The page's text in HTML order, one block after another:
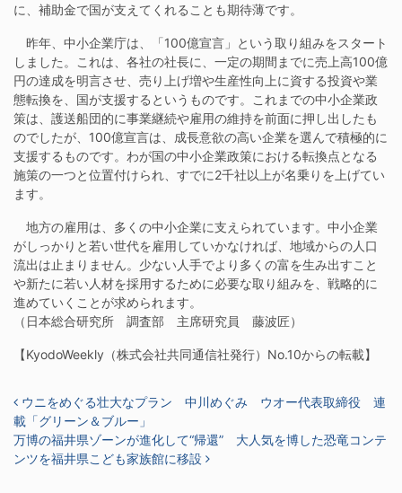
に、補助金で国が支えてくれることも期待薄です。
昨年、中小企業庁は、「100億宣言」という取り組みをスタート
しました。これは、各社の社長に、一定の期間までに売上高100億
円の達成を明言させ、売り上げ増や生産性向上に資する投資や業
態転換を、国が支援するというものです。これまでの中小企業政
策は、護送船団的に事業継続や雇用の維持を前面に押し出したも
のでしたが、100億宣言は、成長意欲の高い企業を選んで積極的に
支援するものです。わが国の中小企業政策における転換点となる
施策の一つと位置付けられ、すでに2千社以上が名乗りを上げてい
ます。
地方の雇用は、多くの中小企業に支えられています。中小企業
がしっかりと若い世代を雇用していかなければ、地域からの人口
流出は止まりません。少ない人手でより多くの富を生み出すこと
や新たに若い人材を採用するために必要な取り組みを、戦略的に
進めていくことが求められます。
（日本総合研究所 調査部 主席研究員 藤波匠）
【KyodoWeekly（株式会社共同通信社発行）No.10からの転載】
投稿ナビゲーション
ウニをめぐる壮大なプラン 中川めぐみ ウオー代表取締役 連
載「グリーン＆ブルー」
万博の福井県ゾーンが進化して“帰還” 大人気を博した恐竜コンテ
ンツを福井県こども家族館に移設